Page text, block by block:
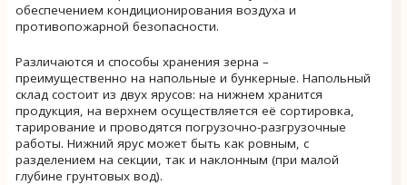
обеспечением кондиционирования воздуха и
противопожарной безопасности.
Различаются и способы хранения зерна –
преимущественно на напольные и бункерные. Напольный
склад состоит из двух ярусов: на нижнем хранится
продукция, на верхнем осуществляется её сортировка,
тарирование и проводятся погрузочно-разгрузочные
работы. Нижний ярус может быть как ровным, с
разделением на секции, так и наклонным (при малой
глубине грунтовых вод).